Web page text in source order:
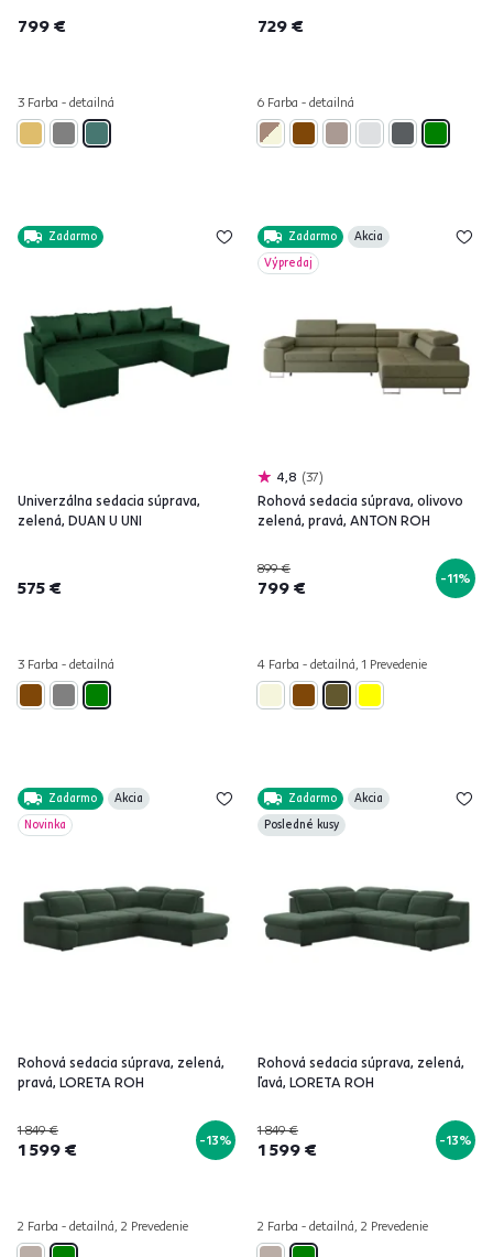
799 €
3 Farba - detailná
729 €
6 Farba - detailná
Zadarmo
Univerzálna sedacia súprava,
zelená, DUAN U UNI
575 €
3 Farba - detailná
Zadarmo
Akcia
Výpredaj
4,8 37
Rohová sedacia súprava, olivovo
zelená, pravá, ANTON ROH
899 €
799 € -11%
4 Farba - detailná, 1 Prevedenie
Zadarmo
Akcia
Novinka
Rohová sedacia súprava, zelená,
pravá, LORETA ROH
1 849 €
1 599 € -13%
2 Farba - detailná, 2 Prevedenie
Zadarmo
Akcia
Posledné kusy
Rohová sedacia súprava, zelená,
ľavá, LORETA ROH
1 849 €
1 599 € -13%
2 Farba - detailná, 2 Prevedenie